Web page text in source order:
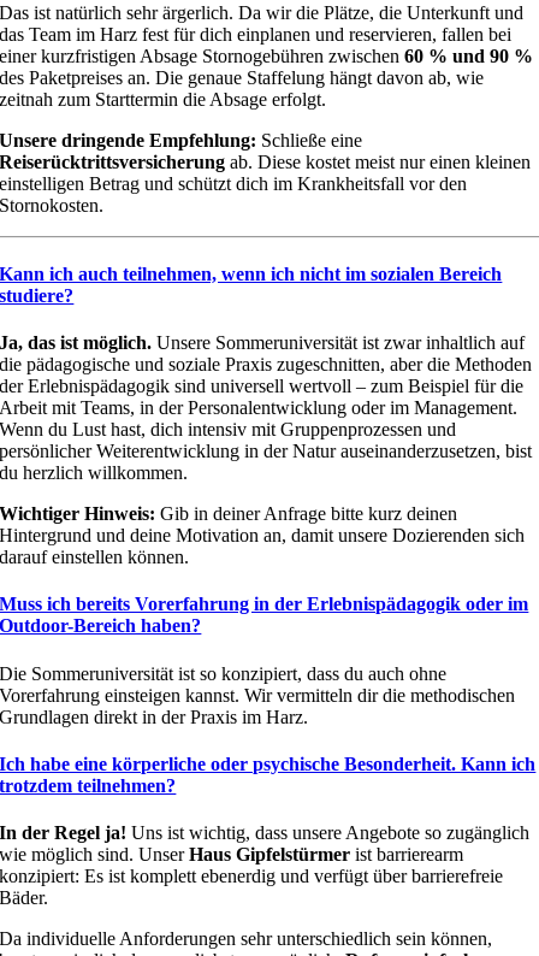
Das ist natürlich sehr ärgerlich. Da wir die Plätze, die Unterkunft und
das Team im Harz fest für dich einplanen und reservieren, fallen bei
einer kurzfristigen Absage Stornogebühren zwischen60 % und 90 %
des Paketpreises an. Die genaue Staffelung hängt davon ab, wie
zeitnah zum Starttermin die Absage erfolgt.
Unsere dringende Empfehlung: Schließe eine
Reiserücktrittsversicherung ab. Diese kostet meist nur einen kleinen
einstelligen Betrag und schützt dich im Krankheitsfall vor den
Stornokosten.
Kann ich auch teilnehmen, wenn ich nicht im sozialen Bereich
studiere?
Ja, das ist möglich. Unsere Sommeruniversität ist zwar inhaltlich auf
die pädagogische und soziale Praxis zugeschnitten, aber die Methoden
der Erlebnispädagogik sind universell wertvoll – zum Beispiel für die
Arbeit mit Teams, in der Personalentwicklung oder im Management.
Wenn du Lust hast, dich intensiv mit Gruppenprozessen und
persönlicher Weiterentwicklung in der Natur auseinanderzusetzen, bist
du herzlich willkommen.
Wichtiger Hinweis: Gib in deiner Anfrage bitte kurz deinen
Hintergrund und deine Motivation an, damit unsere Dozierenden sich
darauf einstellen können.
Muss ich bereits Vorerfahrung in der Erlebnispädagogik oder im
Outdoor-Bereich haben?
Die Sommeruniversität ist so konzipiert, dass du auch ohne
Vorerfahrung einsteigen kannst. Wir vermitteln dir die methodischen
Grundlagen direkt in der Praxis im Harz.
Ich habe eine körperliche oder psychische Besonderheit. Kann ich
trotzdem teilnehmen?
In der Regel ja! Uns ist wichtig, dass unsere Angebote so zugänglich
wie möglich sind. UnserHaus Gipfelstürmer ist barrierearm
konzipiert: Es ist komplett ebenerdig und verfügt über barrierefreie
Bäder.
Da individuelle Anforderungen sehr unterschiedlich sein können,